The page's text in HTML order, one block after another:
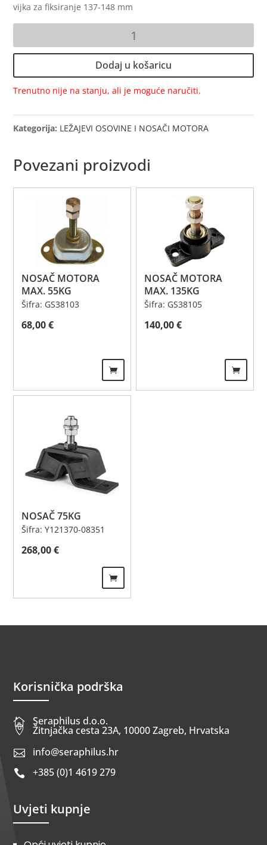
vijka za fiksiranje 137-148 mm
Dodaj u košaricu
Trenutno nije na stanju, ali je moguće naručiti.
Kategorija: LEŽAJEVI OSOVINE I NOSAČI MOTORA
Povezani proizvodi
NOSAČ MOTORA
MAX. 55KG
Šifra: GS38103
68,00€
NOSAČ MOTORA
MAX. 135KG
Šifra: GS38105
140,00€
NOSAČ 75KG
Šifra: Y121370-08351
268,00€
Korisnička podrška
 Seraphilus d.o.o.
 Žitnjačka cesta 23A, 10000 Zagreb, Hrvatska
 info@seraphilus.hr
 +385 (0)1 4619 279
Uvjeti kupnje